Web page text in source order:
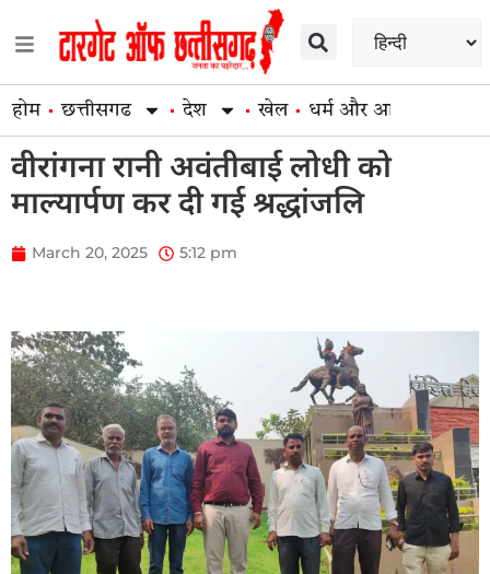
होम छत्तीसगढ देश खेल धर्म और आस्था
वीरांगना रानी अवंतीबाई लोधी को
माल्यार्पण कर दी गई श्रद्धांजलि
March 20, 2025 5:12 pm